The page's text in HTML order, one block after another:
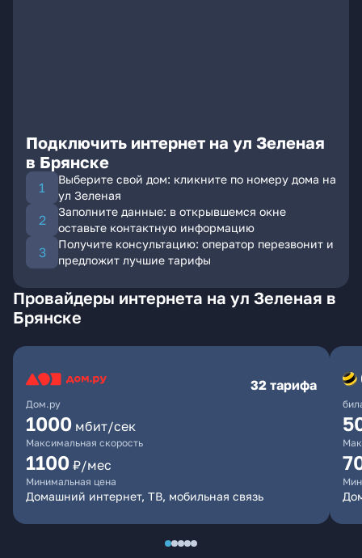
Подключить интернет на ул Зеленая
в Брянске
Выберите свой дом: кликните по номеру дома на
ул Зеленая
Заполните данные: в открывшемся окне
оставьте контактную информацию
Получите консультацию: оператор перезвонит и
предложит лучшие тарифы
Провайдеры интернета на ул Зеленая в
Брянске
Дом.ру
32 тарифа
1000 мбит/сек
Максимальная скорость
1100 ₽/мес
Минимальная цена
Домашний интернет, ТВ, мобильная связь